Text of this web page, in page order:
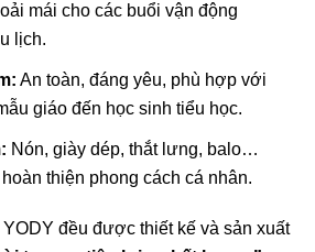
mái cho các buổi vận động
lịch.
An toàn, đáng yêu, phù hợp với
giáo đến học sinh tiểu học.
Nón, giày dép, thắt lưng, balo…
thiện phong cách cá nhân.
đều được thiết kế và sản xuất